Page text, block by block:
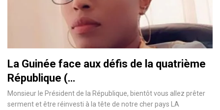
La Guinée face aux défis de la quatrième
République (…
Monsieur le Président de la République, bientôt vous allez prêter
serment et être réinvesti à la tête de notre cher pays LA